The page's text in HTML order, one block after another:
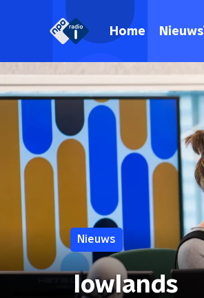
Home Nieuws
Nieuws
lowlands